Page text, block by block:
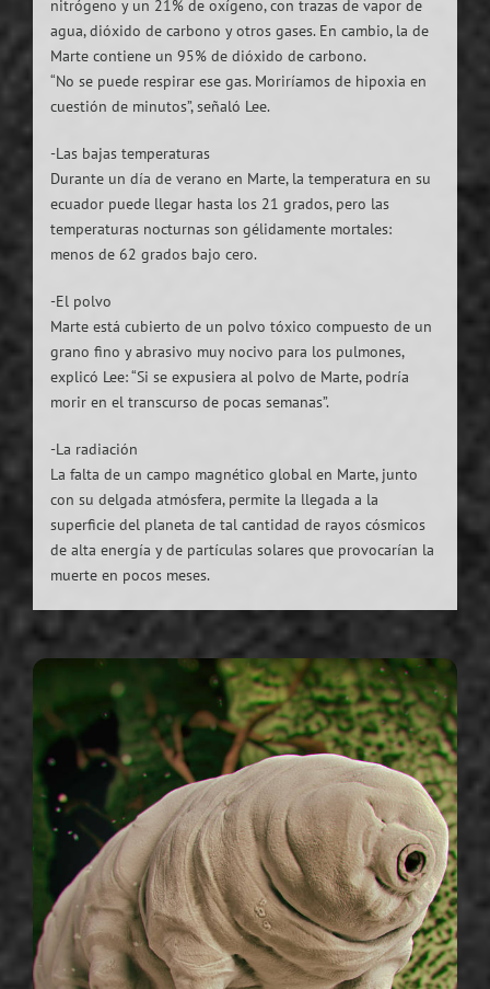
nitrógeno y un 21% de oxígeno, con trazas de vapor de
agua, dióxido de carbono y otros gases. En cambio, la de
Marte contiene un 95% de dióxido de carbono.
“No se puede respirar ese gas. Moriríamos de hipoxia en
cuestión de minutos”, señaló Lee.
-Las bajas temperaturas
Durante un día de verano en Marte, la temperatura en su
ecuador puede llegar hasta los 21 grados, pero las
temperaturas nocturnas son gélidamente mortales:
menos de 62 grados bajo cero.
-El polvo
Marte está cubierto de un polvo tóxico compuesto de un
grano fino y abrasivo muy nocivo para los pulmones,
explicó Lee: “Si se expusiera al polvo de Marte, podría
morir en el transcurso de pocas semanas”.
-La radiación
La falta de un campo magnético global en Marte, junto
con su delgada atmósfera, permite la llegada a la
superficie del planeta de tal cantidad de rayos cósmicos
de alta energía y de partículas solares que provocarían la
muerte en pocos meses.